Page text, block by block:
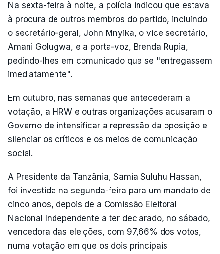
Na sexta-feira à noite, a polícia indicou que estava
à procura de outros membros do partido, incluindo
o secretário-geral, John Mnyika, o vice secretário,
Amani Golugwa, e a porta-voz, Brenda Rupia,
pedindo-lhes em comunicado que se "entregassem
imediatamente".
Em outubro, nas semanas que antecederam a
votação, a HRW e outras organizações acusaram o
Governo de intensificar a repressão da oposição e
silenciar os críticos e os meios de comunicação
social.
A Presidente da Tanzânia, Samia Suluhu Hassan,
foi investida na segunda-feira para um mandato de
cinco anos, depois de a Comissão Eleitoral
Nacional Independente a ter declarado, no sábado,
vencedora das eleições, com 97,66% dos votos,
numa votação em que os dois principais